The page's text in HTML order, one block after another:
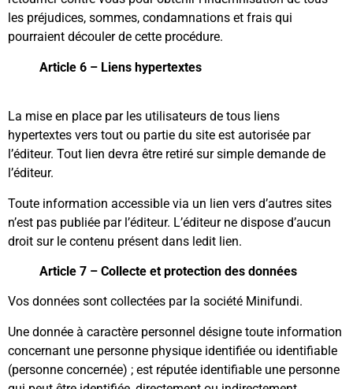
les préjudices, sommes, condamnations et frais qui
pourraient découler de cette procédure.
Article 6 – Liens hypertextes
La mise en place par les utilisateurs de tous liens
hypertextes vers tout ou partie du site est autorisée par
l’éditeur. Tout lien devra être retiré sur simple demande de
l’éditeur.
Toute information accessible via un lien vers d’autres sites
n’est pas publiée par l’éditeur. L’éditeur ne dispose d’aucun
droit sur le contenu présent dans ledit lien.
Article 7 – Collecte et protection des données
Vos données sont collectées par la société Minifundi.
Une donnée à caractère personnel désigne toute information
concernant une personne physique identifiée ou identifiable
(personne concernée) ; est réputée identifiable une personne